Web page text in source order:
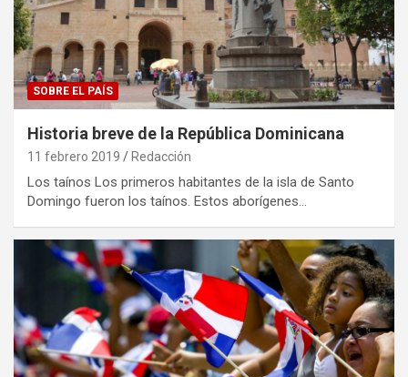
SOBRE EL PAÍS
Historia breve de la República Dominicana
11 febrero 2019 Redacción
Los taínos Los primeros habitantes de la isla de Santo
Domingo fueron los taínos. Estos aborígenes…